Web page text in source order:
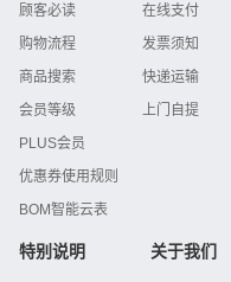
顾客必读
购物流程
商品搜索
会员等级
PLUS会员
优惠券使用规则
BOM智能云表
在线支付
发票须知
快递运输
上门自提
特别说明 关于我们